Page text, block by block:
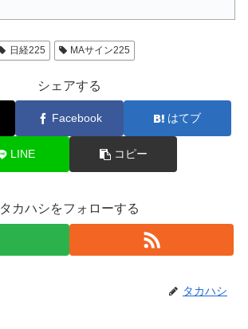
日経225 MAサイン225
シェアする
Facebook はてブ
LINE コピー
タカハシをフォローする
タカハシ